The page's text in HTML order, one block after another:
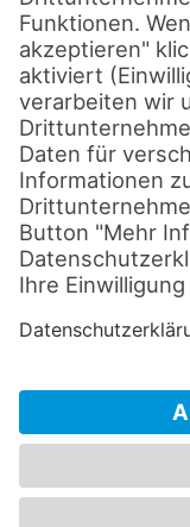
Disclaimer
Datenschutz
Impressum
Cookie-
AGB's